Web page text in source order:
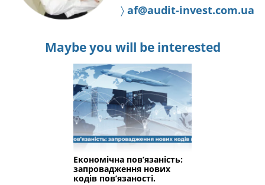
〉 af@audit-invest.com.ua
Maybe you will be interested
Економічна пов’язаність:
запровадження нових
кодів пов’язаності.